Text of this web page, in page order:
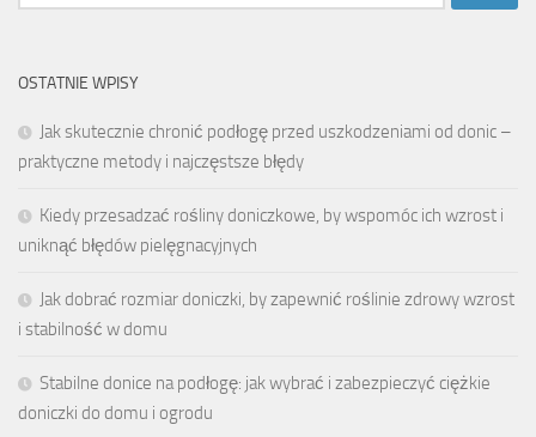
OSTATNIE WPISY
Jak skutecznie chronić podłogę przed uszkodzeniami od donic –
praktyczne metody i najczęstsze błędy
Kiedy przesadzać rośliny doniczkowe, by wspomóc ich wzrost i
uniknąć błędów pielęgnacyjnych
Jak dobrać rozmiar doniczki, by zapewnić roślinie zdrowy wzrost
i stabilność w domu
Stabilne donice na podłogę: jak wybrać i zabezpieczyć ciężkie
doniczki do domu i ogrodu